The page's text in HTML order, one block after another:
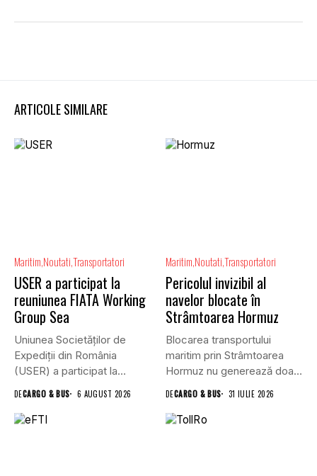
ARTICOLE SIMILARE
Maritim NoutatiTransportatori
USER a participat la
reuniunea FIATA Working
Group Sea
Uniunea Societăților de
Expediții din România
(USER) a participat la
DECARGO & BUS 6 AUGUST 2026
Maritim NoutatiTransportatori
Pericolul invizibil al
navelor blocate în
Strâmtoarea Hormuz
Blocarea transportului
maritim prin Strâmtoarea
Hormuz nu generează doar
DECARGO & BUS 31 IULIE 2026